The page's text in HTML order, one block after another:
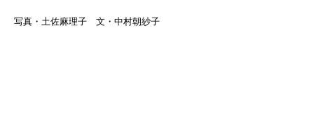
写真・土佐麻理子 文・中村朝紗子